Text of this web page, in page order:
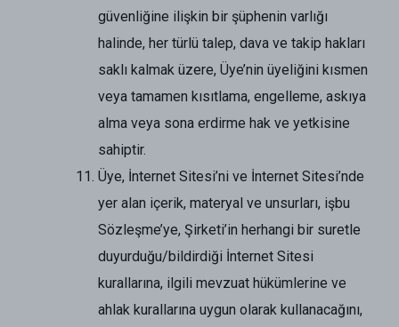
güvenliğine ilişkin bir şüphenin varlığı
halinde, her türlü talep, dava ve takip hakları
saklı kalmak üzere, Üye’nin üyeliğini kısmen
veya tamamen kısıtlama, engelleme, askıya
alma veya sona erdirme hak ve yetkisine
sahiptir.
Üye, İnternet Sitesi’ni ve İnternet Sitesi’nde
yer alan içerik, materyal ve unsurları, işbu
Sözleşme’ye, Şirketi’in herhangi bir suretle
duyurduğu/bildirdiği İnternet Sitesi
kurallarına, ilgili mevzuat hükümlerine ve
ahlak kurallarına uygun olarak kullanacağını,